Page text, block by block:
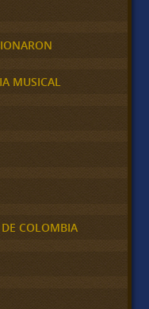
MUSICAL
COLOMBIA